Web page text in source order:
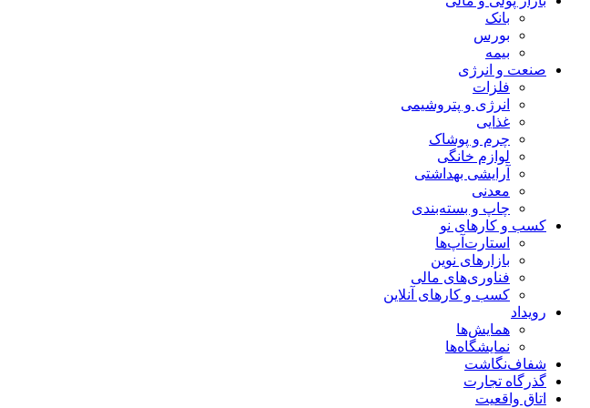
بانک
بورس
بیمه
صنعت و انرژی
فلزات
انرژی و پتروشیمی
غذایی
چرم و پوشاک
لوازم خانگی
آرایشی بهداشتی
معدنی
چاپ و بسته‌بندی
کسب و کارهای نو
استارت‌آپ‌ها
بازارهای نوین
فناوری‌های مالی
کسب و کارهای آنلاین
رویداد
همایش‌ها
نمایشگاه‌ها
شفاف‌نگاشت
گذرگاه تجارت
اتاق واقعیت